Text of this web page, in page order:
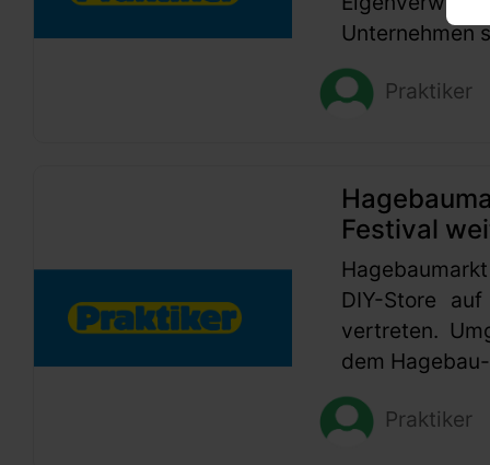
Unternehmen
Praktiker
Festival
DIY-Store
vertreten.
dem
Praktiker